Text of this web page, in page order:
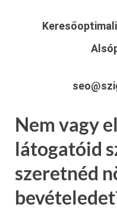
Nem vagy
látogatóid
szeretnéd